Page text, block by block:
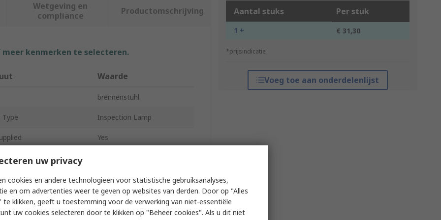
Aantal stuks Per stuk
1 + € 31,30
*prijsindicatie
Voeg toe aan onderdelenlijst
Wetgeving en
compliance
Productomschrijving
kenmerken te selecteren.
Waarde
brennenstuhl
Type Inspection Lamp
Yes
Flux
No
Work Light
250V
uw privacy
cookies en andere technologieën voor statistische gebruiksanalyses,
en om advertenties weer te geven op websites van derden. Door op "Alles
te klikken, geeft u toestemming voor de verwerking van niet-essentiële
uw cookies selecteren door te klikken op "Beheer cookies". Als u dit niet